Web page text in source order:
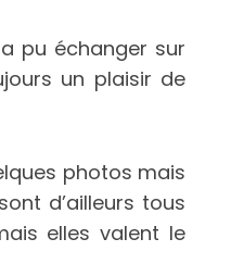
a pu échanger sur
un plaisir de
photos mais
d’ailleurs tous
elles valent le